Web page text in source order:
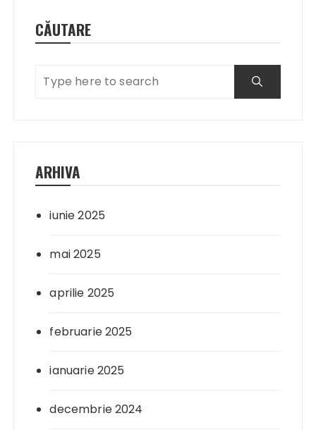
CĂUTARE
ARHIVA
iunie 2025
mai 2025
aprilie 2025
februarie 2025
ianuarie 2025
decembrie 2024